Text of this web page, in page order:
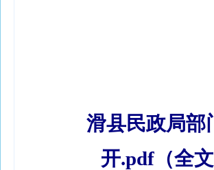
滑县民政局部
开.pdf（全